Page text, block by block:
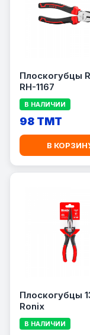
Плоскогубцы
RH-1167
В НАЛИЧИИ
98 TMT
В
Плоскогубцы
Ronix
В НАЛИЧИИ